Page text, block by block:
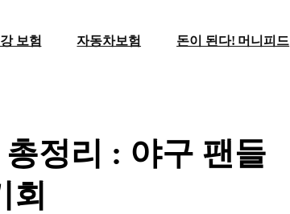
보험 자동차보험 돈이 된다! 머니피드
정리 : 야구 팬들
회